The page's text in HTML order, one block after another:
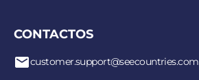
CONTACTOS
customer.support@seecountries.com